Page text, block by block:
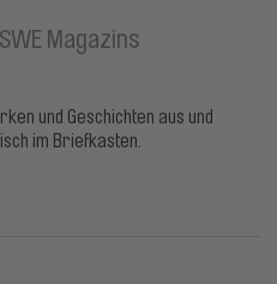
Magazins
und Geschichten aus und
im Briefkasten.